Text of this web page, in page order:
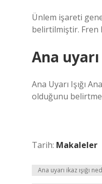
Ünlem işareti
belirtilmiştir. Fren
Ana uyarı
Ana Uyarı Işığı
olduğunu
Tarih: Makaleler
Ana uyarı ikaz ışığı